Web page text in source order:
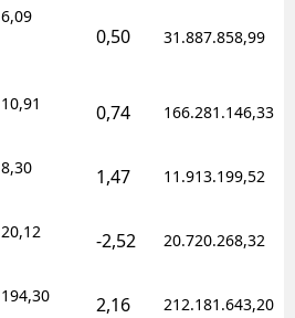
6,09
0,50 31.887.858,99
10,91 0,74 166.281.146,33
8,30 1,47 11.913.199,52
20,12 -2,52 20.720.268,32
194,30 2,16 212.181.643,20